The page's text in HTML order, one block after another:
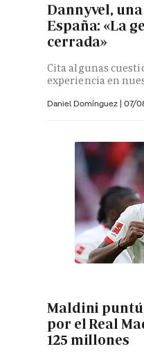
Dannyvel,
España: «La
cerrada»
Cita algunas
experiencia en
Daniel Domínguez | 07/
Maldini
por el Real
125 millones